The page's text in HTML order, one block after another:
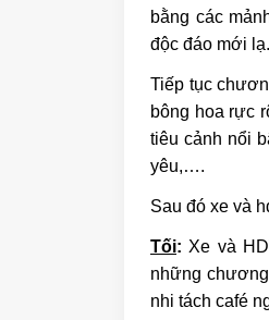
bằng các
độc đáo mới lạ.
Tiếp tục
bông hoa rực
tiêu cảnh nổi
yêu,….
Sau đó xe và
Tối: Xe và
những
nhi tách café